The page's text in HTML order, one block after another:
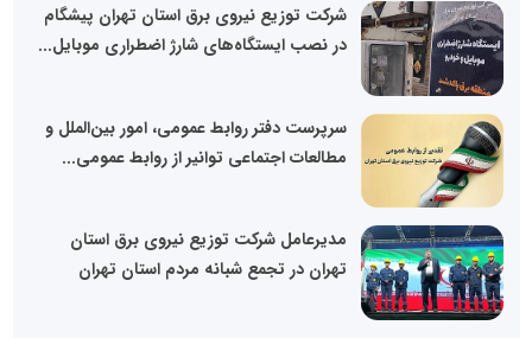
شرکت توزیع نیروی برق استان تهران پیشگام
در نصب ایستگاه‌های شارژ اضطراری موبایل...
سرپرست دفتر روابط عمومی، امور بین‌الملل و
مطالعات اجتماعی توانیر از روابط عمومی...
مدیرعامل شرکت توزیع نیروی برق استان
تهران در تجمع شبانه مردم استان تهران